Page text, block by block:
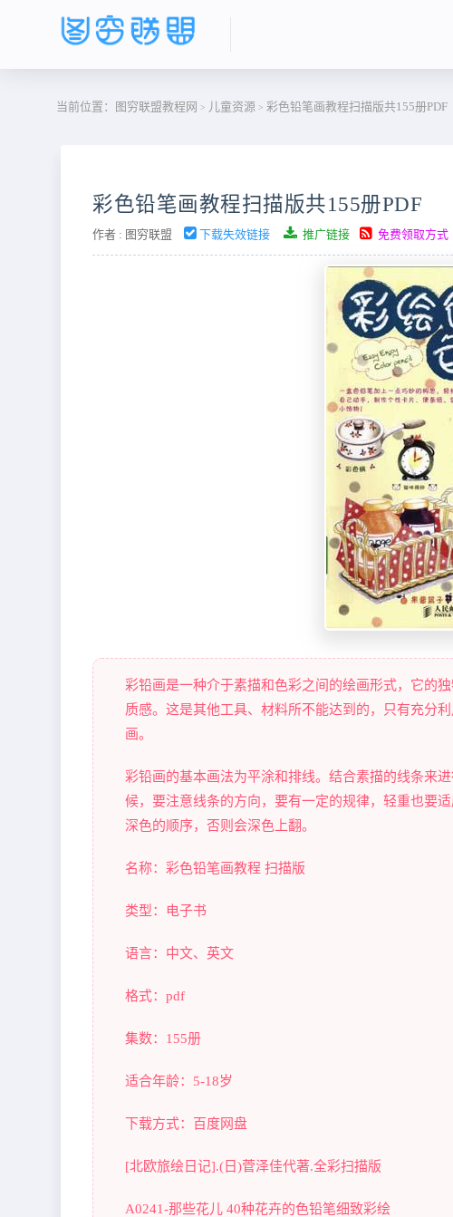
当前位置： 图穷联盟教程网 > 儿童资源 > 彩色铅笔画教程扫描版共155册PDF
彩色铅笔画教程扫描版共155册PDF
作者 : 图穷联盟 下载失效链接 推广链接 免费领取方式
彩铅画是一种介于素描和色彩之间的绘画形式，它的
质感。这是其他工具、材料所不能达到的，只有充分
画。
彩铅画的基本画法为平涂和排线。结合素描的线条来
候，要注意线条的方向，要有一定的规律，轻重也要
深色的顺序，否则会深色上翻。
名称：彩色铅笔画教程 扫描版
类型：电子书
语言：中文、英文
格式：pdf
集数：155册
适合年龄：5-18岁
下载方式：百度网盘
[北欧旅绘日记].(日)菅泽佳代著.全彩扫描版
A0241-那些花儿 40种花卉的色铅笔细致彩绘